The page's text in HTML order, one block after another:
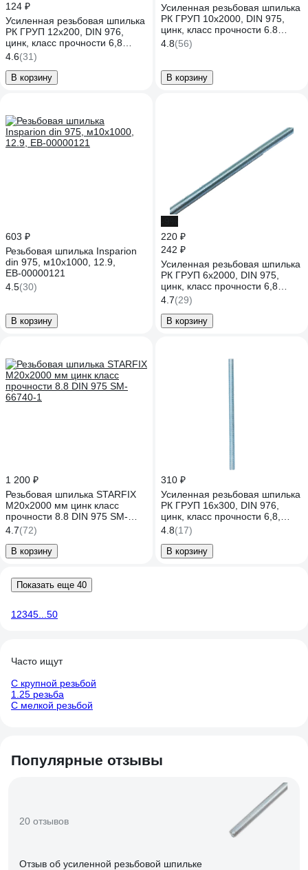
124 ₽
Усиленная резьбовая шпилька
РК ГРУП 12x200, DIN 976,
цинк, класс прочности 6,8
РКГ00003724
4.6(31)
В корзину
Усиленная резьбовая шпилька
РК ГРУП 10x2000, DIN 975,
цинк, класс прочности 6.8
РК000003170
4.8(56)
В корзину
603 ₽
Резьбовая шпилька Insparion
din 975, м10x1000, 12.9,
ЕВ-00000121
4.5(30)
В корзину
220 ₽
242 ₽
Усиленная резьбовая шпилька
РК ГРУП 6x2000, DIN 975,
цинк, класс прочности 6,8
РКГ00000957
4.7(29)
В корзину
1 200 ₽
Резьбовая шпилька STARFIX
М20х2000 мм цинк класс
прочности 8.8 DIN 975 SM-
66740-1
4.7(72)
В корзину
310 ₽
Усиленная резьбовая шпилька
РК ГРУП 16x300, DIN 976,
цинк, класс прочности 6,8,
РКГ00003732
4.8(17)
В корзину
Показать еще 40
1 2345 50
Часто ищут
С крупной резьбой
1.25 резьба
С мелкой резьбой
Популярные отзывы
20 отзывов
Отзыв об усиленной резьбовой шпильке